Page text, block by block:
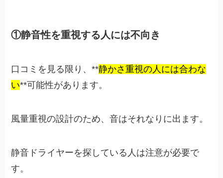
①静音性を重視する人には不向き
口コミを見る限り、**静かさ重視の人には合わな
い**可能性があります。
風量重視の設計のため、音はそれなりに出ます。
静音ドライヤーを探している人は注意が必要で
す。